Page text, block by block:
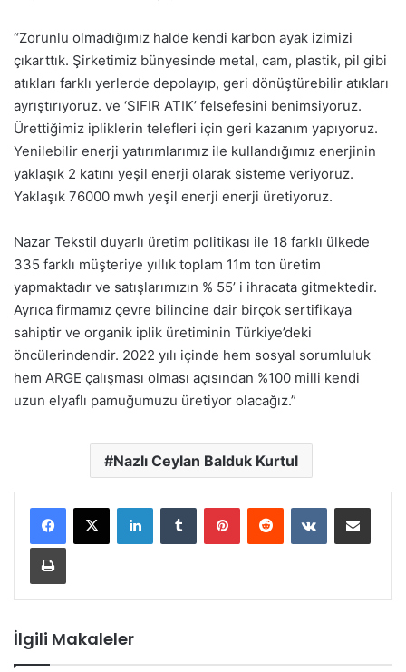
“Zorunlu olmadığımız halde kendi karbon ayak izimizi
çıkarttık. Şirketimiz bünyesinde metal, cam, plastik, pil gibi
atıkları farklı yerlerde depolayıp, geri dönüştürebilir atıkları
ayrıştırıyoruz. ve ‘SIFIR ATIK’ felsefesini benimsiyoruz.
Ürettiğimiz ipliklerin telefleri için geri kazanım yapıyoruz.
Yenilebilir enerji yatırımlarımız ile kullandığımız enerjinin
yaklaşık 2 katını yeşil enerji olarak sisteme veriyoruz.
Yaklaşık 76000 mwh yeşil enerji enerji üretiyoruz.
Nazar Tekstil duyarlı üretim politikası ile 18 farklı ülkede
335 farklı müşteriye yıllık toplam 11m ton üretim
yapmaktadır ve satışlarımızın % 55’ i ihracata gitmektedir.
Ayrıca firmamız çevre bilincine dair birçok sertifikaya
sahiptir ve organik iplik üretiminin Türkiye’deki
öncülerindendir. 2022 yılı içinde hem sosyal sorumluluk
hem ARGE çalışması olması açısından %100 milli kendi
uzun elyaflı pamuğumuzu üretiyor olacağız.”
Nazlı Ceylan Balduk Kurtul
LinkedInTumblr PinterestReddit VKontakteE-Posta ile paylaş
Yazdır
İlgili Makaleler